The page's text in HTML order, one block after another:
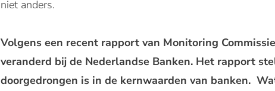
niet anders.
Volgens een recent rapport van Monitoring Commissie
veranderd bij de Nederlandse Banken. Het rapport
doorgedrongen is in de kernwaarden van banken.